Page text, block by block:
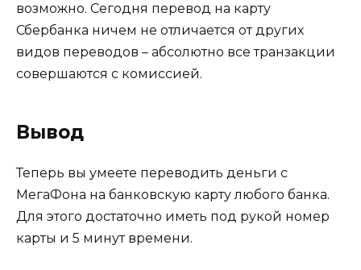
возможно. Сегодня перевод на карту
Сбербанка ничем не отличается от других
видов переводов – абсолютно все транзакции
совершаются с комиссией.
Вывод
Теперь вы умеете переводить деньги с
МегаФона на банковскую карту любого банка.
Для этого достаточно иметь под рукой номер
карты и 5 минут времени.